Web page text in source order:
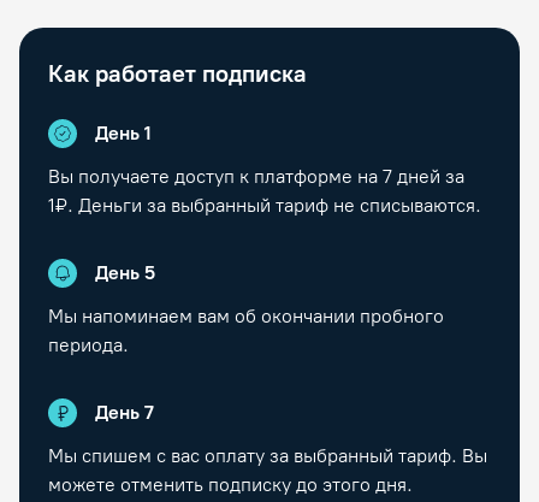
Как работает подписка
День 1
Вы получаете доступ к платформе на 7 дней за
1₽. Деньги за выбранный тариф не списываются.
День 5
Мы напоминаем вам об окончании пробного
периода.
День 7
Мы спишем с вас оплату за выбранный тариф. Вы
можете отменить подписку до этого дня.